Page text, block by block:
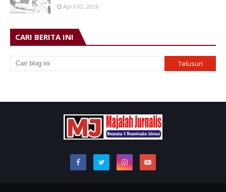
April 02, 2026
CARI BERITA INI